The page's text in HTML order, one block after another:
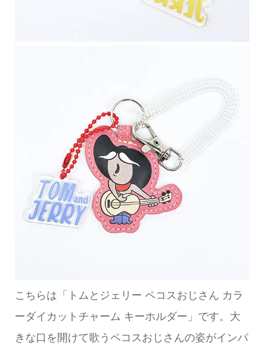
こちらは「トムとジェリー ペコスおじさん カラ
ーダイカットチャーム キーホルダー」です。大
きな口を開けて歌うペコスおじさんの姿がインパ